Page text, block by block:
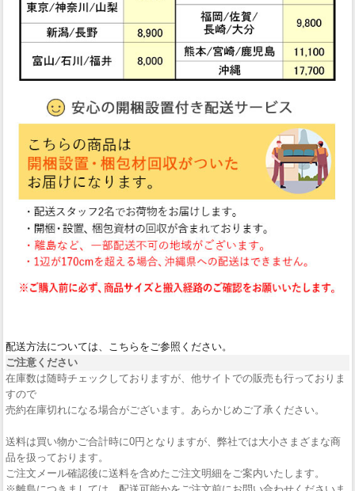
配送方法については、こちらをご参照ください。
ご注意ください
在庫数は随時チェックしておりますが、他サイトでの販売も行っておりま
すので
売約在庫切れになる場合がございます。あらかじめご了承ください。
送料は買い物かご合計時に0円となりますが、弊社では大小さまざまな商
品を扱っております。
ご注文メール確認後に送料を含めたご注文明細をご案内いたします。